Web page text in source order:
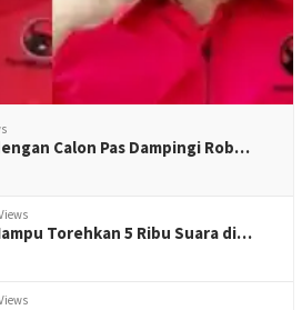
Calon Pas Dampingi Rob…
Torehkan 5 Ribu Suara di…